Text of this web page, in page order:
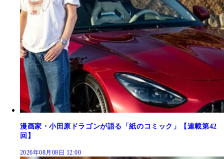
漫画家・小田原ドラゴンが語る「紙のコミック」【連載第42
回】
2026年08月08日 12:00